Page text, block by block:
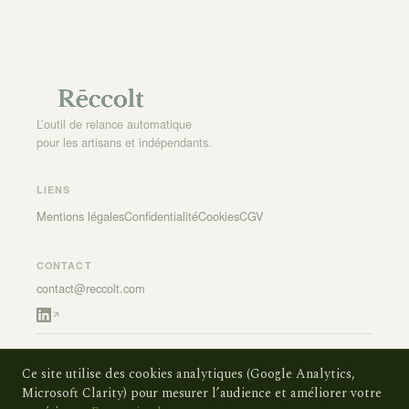
L’outil de relance automatique
pour les artisans et indépendants.
LIENS
Mentions légalesConfidentialitéCookiesCGV
CONTACT
contact@reccolt.com
Ce site utilise des cookies analytiques (Google Analytics,
Microsoft Clarity) pour mesurer l’audience et améliorer votre